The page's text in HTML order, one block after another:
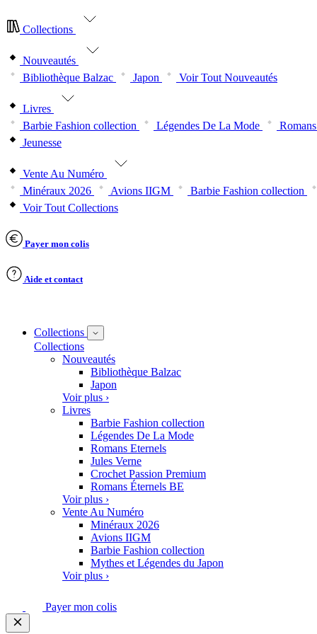
Collections
Nouveautés
Bibliothèque Balzac
Japon Voir Tout Nouveautés
Livres
Barbie Fashion collection
Légendes De La Mode
Jeunesse
Vente Au Numéro
Minéraux 2026
Avions IIGM Barbie Fashion collection
Voir Tout Collections
Payer mon colis
Aide et contact
Collections
Collections
Nouveautés
Bibliothèque Balzac
Japon
Voir plus ›
Livres
Barbie Fashion collection
Légendes De La Mode
Romans Eternels
Jules Verne
Crochet Passion Premium
Romans Éternels BE
Voir plus ›
Vente Au Numéro
Minéraux 2026
Avions IIGM
Barbie Fashion collection
Mythes et Légendes du Japon
Voir plus ›
Payer mon colis